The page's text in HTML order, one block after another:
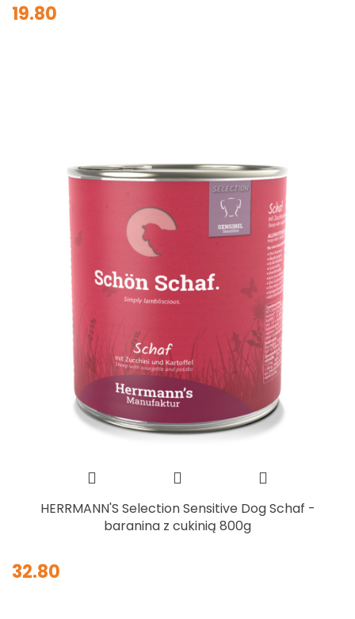
19.80
HERRMANN'S Selection Sensitive Dog Schaf -
baranina z cukinią 800g
32.80